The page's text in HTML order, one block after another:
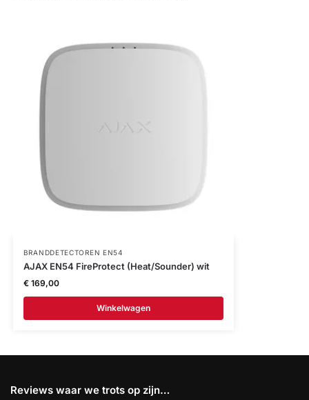
BRANDDETECTOREN EN54
AJAX EN54 FireProtect (Heat/Sounder) wit
€169,00
Winkelwagen
Reviews waar we trots op zijn…